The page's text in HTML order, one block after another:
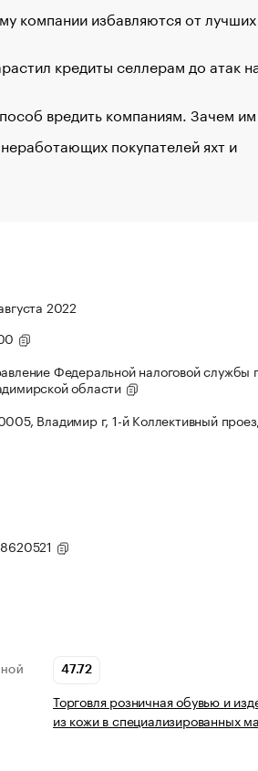
компании избавляются от лучших
кредиты селлерам до атак
вредить компаниям. Зачем
покупателей яхт и
2022
Федеральной налоговой службы
области
Владимир г, 1-й Коллективный
47.72
Торговля розничная обувью и
из кожи в специализированных